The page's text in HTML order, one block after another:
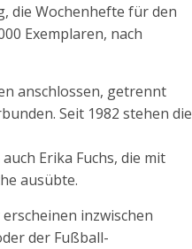
die Wochenhefte für den
Exemplaren, nach
anschlossen, getrennt
Seit 1982 stehen die
Erika Fuchs, die mit
ausübte.
inzwischen
der Fußball-